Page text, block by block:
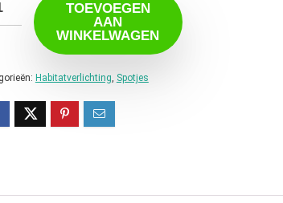
TOEVOEGEN
AAN
WINKELWAGEN
Habitatverlichting, Spotjes